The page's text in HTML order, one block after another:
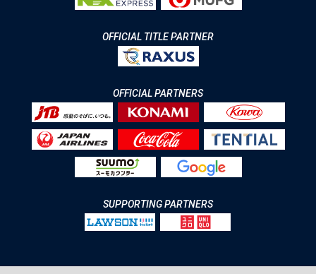
OFFICIAL TITLE PARTNER
OFFICIAL PARTNERS
SUPPORTING PARTNERS